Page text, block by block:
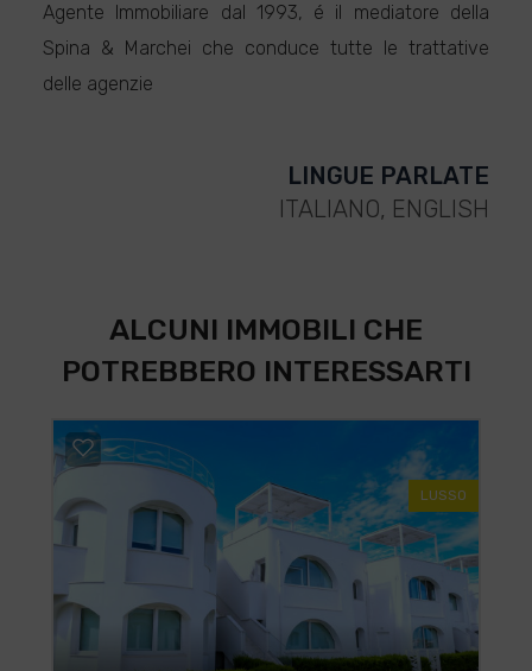
Agente Immobiliare dal 1993, é il mediatore della
Spina & Marchei che conduce tutte le trattative
delle agenzie
LINGUE PARLATE
ITALIANO, ENGLISH
ALCUNI IMMOBILI CHE
POTREBBERO INTERESSARTI
LUSSO